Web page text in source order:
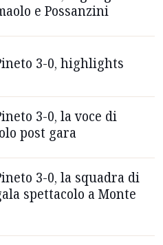
e Possanzini
3-0, highlights
3-0, la voce di
post gara
3-0, la squadra di
spettacolo a Monte